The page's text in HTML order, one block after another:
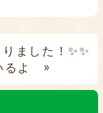
ました！✨✨
よ
»